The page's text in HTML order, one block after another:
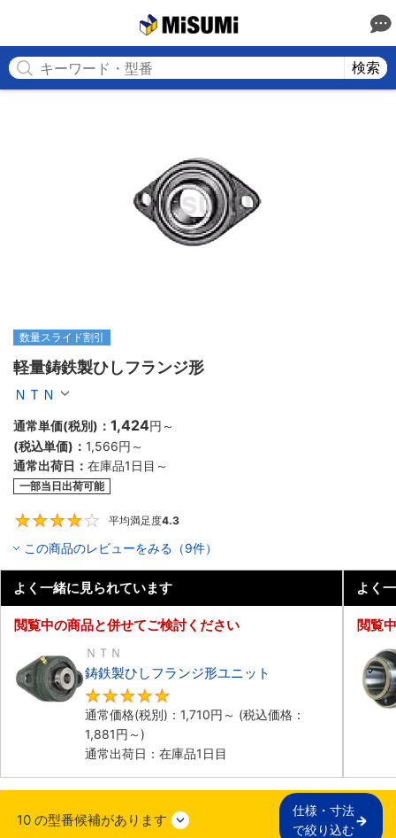
検索
数量スライド割引
軽量鋳鉄製ひしフランジ形
ＮＴＮ
通常単価(税別)： 1,424円 ～
(税込単価)： 1,566円 ～
通常出荷日： 在庫品1日目～
一部当日出荷可能
平均満足度4.3
この商品のレビューをみる（9件）
よく一緒に見られています
閲覧中の商品と併せてご検討ください
ＮＴＮ
鋳鉄製ひしフランジ形ユニット
通常価格(税別)： 1,710円 ～ (税込価格：
1,881円 ～)
通常出荷日：在庫品1日目
よく
閲覧
10 の型番候補があります
仕様・寸法
で絞り込む